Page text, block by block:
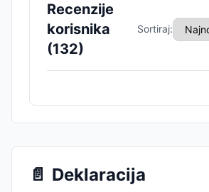
Recenzije
korisnika
(132)
Sortiraj:
📄 Deklaracija